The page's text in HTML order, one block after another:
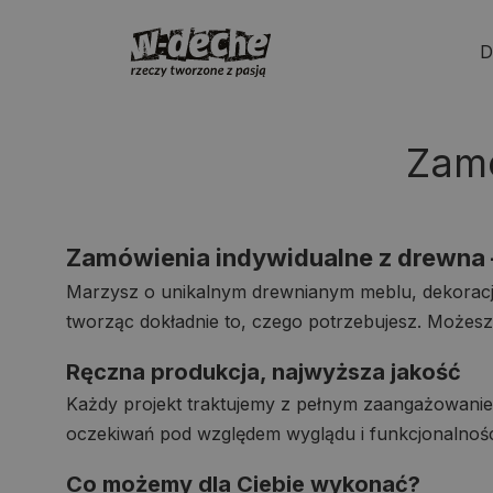
Zamówienia indywidualne z
Marzysz o unikalnym drewnianym meblu,
tworząc dokładnie to, czego potrzebujesz.
Ręczna produkcja, najwyższa jakość
Każdy projekt traktujemy z pełnym
oczekiwań pod względem wyglądu i
Co możemy dla Ciebie wykonać?